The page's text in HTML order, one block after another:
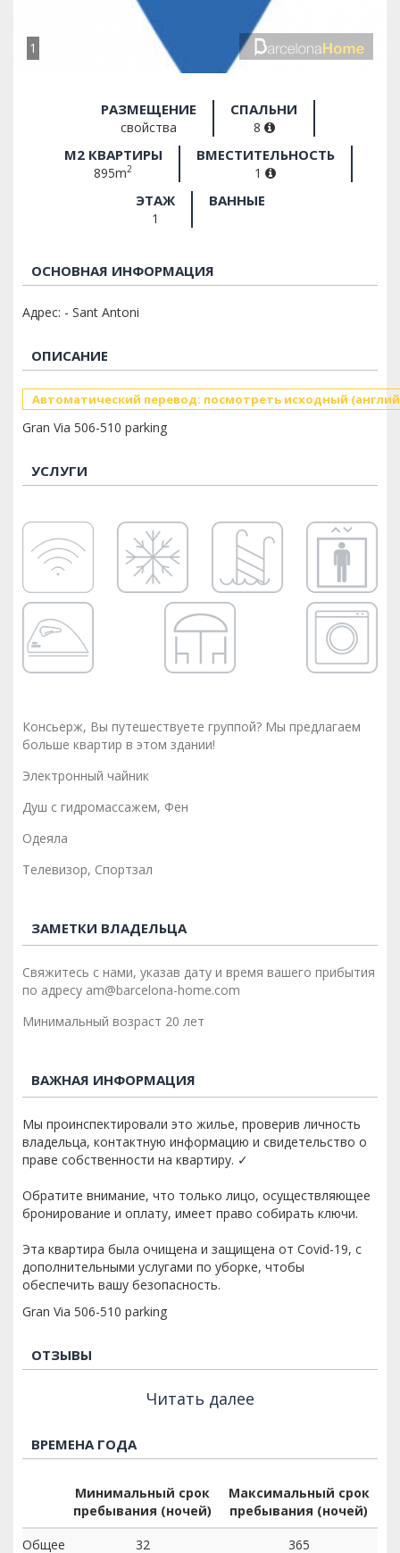
1
РАЗМЕЩЕНИЕ
свойства
СПАЛЬНИ
8
M2 КВАРТИРЫ
895m2
ВМЕСТИТЕЛЬНОСТЬ
1
ЭТАЖ
1
ВАННЫЕ
ОСНОВНАЯ ИНФОРМАЦИЯ
Адрес: - Sant Antoni
ОПИСАНИЕ
Автоматический перевод: посмотреть исходный
Gran Via 506-510 parking
УСЛУГИ
Консьерж, Вы путешествуете группой? Мы предлагаем
больше квартир в этом здании!
Электронный чайник
Душ с гидромассажем, Фен
Одеяла
Телевизор, Спортзал
ЗАМЕТКИ ВЛАДЕЛЬЦА
Свяжитесь с нами, указав дату и время вашего прибытия
по адресу am@barcelona-home.com
Минимальный возраст 20 лет
ВАЖНАЯ ИНФОРМАЦИЯ
Мы проинспектировали это жилье, проверив личность
владельца, контактную информацию и свидетельство о
праве собственности на квартиру. ✓
Обратите внимание, что только лицо, осуществляющее
бронирование и оплату, имеет право собирать ключи.
Эта квартира была очищена и защищена от Covid-19, с
дополнительными услугами по уборке, чтобы
обеспечить вашу безопасность.
Gran Via 506-510 parking
ОТЗЫВЫ
Читать далее
ВРЕМЕНА ГОДА
Минимальный срок
пребывания (ночей)
Максимальный срок
пребывания (ночей)
Общее
32 365